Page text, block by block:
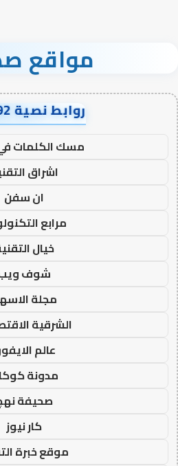
مواقع
روابط نصية AA2492
مسك الكلمات
اشراق
ان سفن
مرابع
خيال
شوف
مجلة
الشرقية
عالم
مدونة
صحيفة
كار نيوز
موقع خبرة